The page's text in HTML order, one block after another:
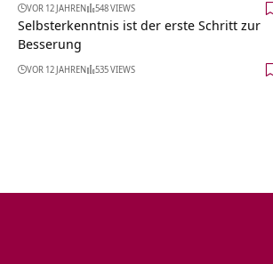
VOR 12 JAHREN 548 VIEWS
Selbsterkenntnis ist der erste Schritt zur
Besserung
VOR 12 JAHREN 535 VIEWS